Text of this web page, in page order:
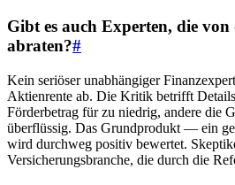
Gibt es auch Experten, die
abraten?#
Kein seriöser unabhängiger
Aktienrente ab. Die Kritik betrifft
Förderbetrag für zu niedrig, andere die
überflüssig. Das Grundprodukt — ein
wird durchweg positiv bewertet.
Versicherungsbranche, die durch die